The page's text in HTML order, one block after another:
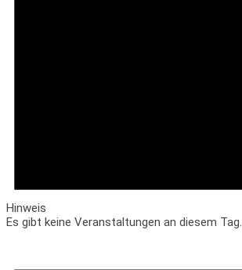
Hinweis
Es gibt keine Veranstaltungen an diesem Tag.